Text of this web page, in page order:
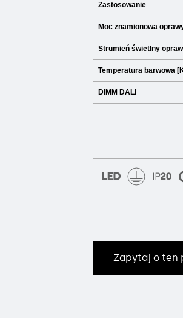
Zastosowanie
Moc znamionowa
Strumień świetlny
Temperatura barwowa
DIMM DALI
Zapytaj o ten